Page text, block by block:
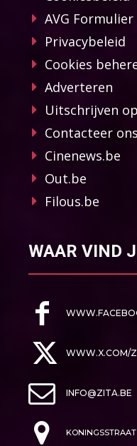
AVG Formulier
Privacybeleid
Cookies
Adverteren
Uitschrijven
Contacteer ons
Cinenews.be
Out.be
Filous.be
WAAR VIND
WWW.X.COM/
INFO@ZITA.BE
KONINGSSTRAAT